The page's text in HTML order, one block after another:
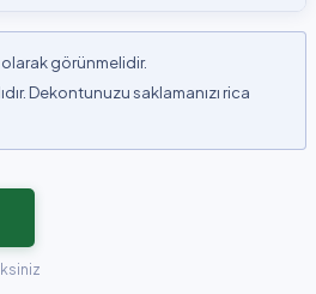
olarak görünmelidir.
Dekontunuzu saklamanızı rica